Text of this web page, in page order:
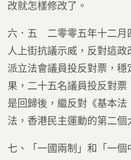
改就怎樣修改了。
六．五 二零零五年十二月
人上街抗議示威，反對這政
派立法會議員投反對票，穩
果，二十五名議員投反對票
是回歸後，繼反對《基本
法，香港民主運動的第二個
七、「一國兩制」和「一個